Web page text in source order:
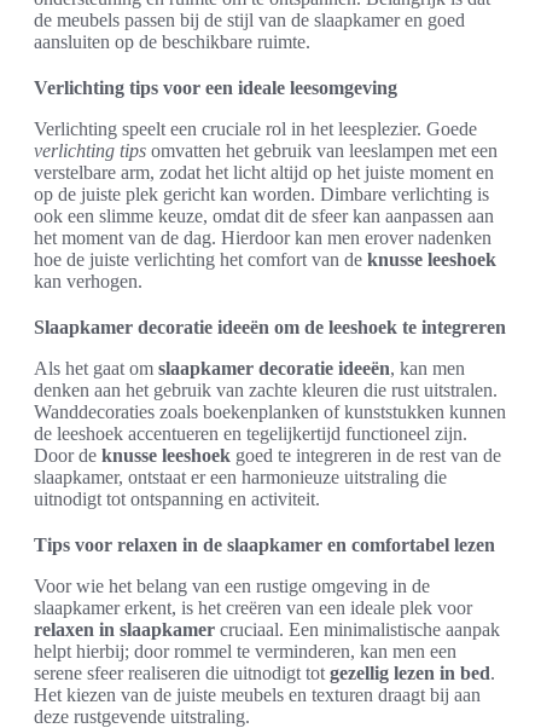
de meubels passen bij de stijl van de slaapkamer en goed
aansluiten op de beschikbare ruimte.
Verlichting tips voor een ideale leesomgeving
Verlichting speelt een cruciale rol in het leesplezier. Goede
verlichting tips omvatten het gebruik van leeslampen met een
verstelbare arm, zodat het licht altijd op het juiste moment en
op de juiste plek gericht kan worden. Dimbare verlichting is
ook een slimme keuze, omdat dit de sfeer kan aanpassen aan
het moment van de dag. Hierdoor kan men erover nadenken
hoe de juiste verlichting het comfort van de knusse leeshoek
kan verhogen.
Slaapkamer decoratie ideeën om de leeshoek te integreren
Als het gaat om slaapkamer decoratie ideeën, kan men
denken aan het gebruik van zachte kleuren die rust uitstralen.
Wanddecoraties zoals boekenplanken of kunststukken kunnen
de leeshoek accentueren en tegelijkertijd functioneel zijn.
Door de knusse leeshoek goed te integreren in de rest van de
slaapkamer, ontstaat er een harmonieuze uitstraling die
uitnodigt tot ontspanning en activiteit.
Tips voor relaxen in de slaapkamer en comfortabel lezen
Voor wie het belang van een rustige omgeving in de
slaapkamer erkent, is het creëren van een ideale plek voor
relaxen in slaapkamer cruciaal. Een minimalistische aanpak
helpt hierbij; door rommel te verminderen, kan men een
serene sfeer realiseren die uitnodigt tot gezellig lezen in bed.
Het kiezen van de juiste meubels en texturen draagt bij aan
deze rustgevende uitstraling.